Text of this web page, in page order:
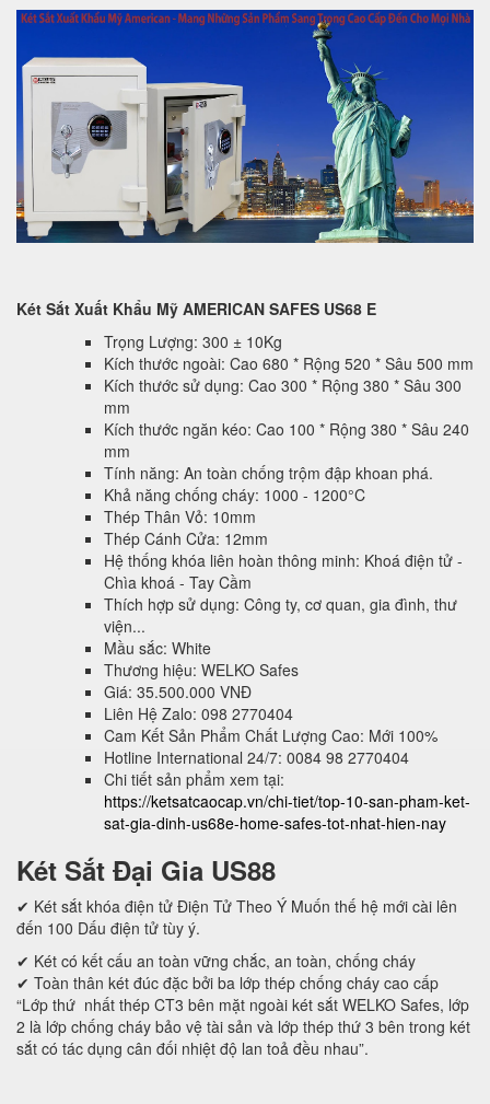
Két Sắt Xuất Khẩu Mỹ AMERICAN SAFES US68 E
Trọng Lượng: 300 ± 10Kg
Kích thước ngoài: Cao 680 * Rộng 520 * Sâu 500 mm
Kích thước sử dụng: Cao 300 * Rộng 380 * Sâu 300
mm
Kích thước ngăn kéo: Cao 100 * Rộng 380 * Sâu 240
mm
Tính năng: An toàn chống trộm đập khoan phá.
Khả năng chống cháy: 1000 - 1200°C
Thép Thân Vỏ: 10mm
Thép Cánh Cửa: 12mm
Hệ thống khóa liên hoàn thông minh: Khoá điện tử -
Chìa khoá - Tay Cầm
Thích hợp sử dụng: Công ty, cơ quan, gia đình, thư
viện...
Mầu sắc: White
Thương hiệu: WELKO Safes
Giá: 35.500.000 VNĐ
Liên Hệ Zalo: 098 2770404
Cam Kết Sản Phẩm Chất Lượng Cao: Mới 100%
Hotline International 24/7: 0084 98 2770404
Chi tiết sản phẩm xem tại:
https://ketsatcaocap.vn/chi-tiet/top-10-san-pham-ket-
sat-gia-dinh-us68e-home-safes-tot-nhat-hien-nay
Két Sắt Đại Gia US88
✔ Két sắt khóa điện tử Điện Tử Theo Ý Muốn thế hệ mới cài lên
đến 100 Dấu điện tử tùy ý.
✔ Két có kết cấu an toàn vững chắc, an toàn, chống cháy
✔ Toàn thân két đúc đặc bởi ba lớp thép chống cháy cao cấp
“Lớp thứ nhất thép CT3 bên mặt ngoài két sắt WELKO Safes, lớp
2 là lớp chống cháy bảo vệ tài sản và lớp thép thứ 3 bên trong két
sắt có tác dụng cân đối nhiệt độ lan toả đều nhau”.